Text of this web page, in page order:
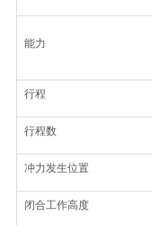
能力
行程
行程数
冲力发生位置
闭合工作高度